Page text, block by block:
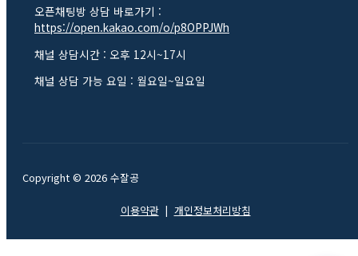
오픈채팅방 상담 바로가기 :
https://open.kakao.com/o/p8OPPJWh
채널 상담시간 : 오후 12시~17시
채널 상담 가능 요일 : 월요일~일요일
Copyright © 2026 수잘공
이용약관| 개인정보처리방침